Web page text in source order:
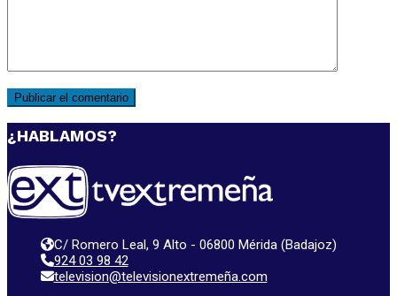
¿HABLAMOS?
C/ Romero Leal, 9 Alto - 06800 Mérida (Badajoz)
924 03 98 42
television@televisionextremeña.com